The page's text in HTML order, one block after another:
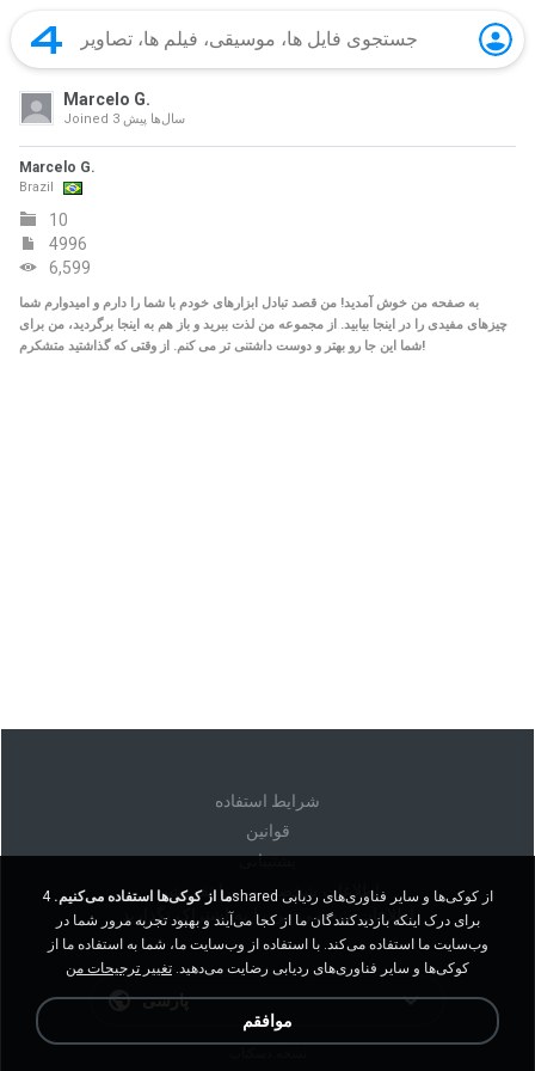
Marcelo G.
Joined 3 سال‌ها پیش
Marcelo G.
Brazil
10
4996
6,599
به صفحه من خوش آمدید! من قصد تبادل ابزارهای خودم با شما را دارم و امیدوارم شما
چیزهای مفیدی را در اینجا بیابید. از مجموعه من لذت ببرید و باز هم به اینجا برگردید، من برای
شما این جا رو بهتر و دوست داشتنی تر می کنم. از وقتی که گذاشتید متشکرم!
شرايط استفاده
قوانين
پشتیبانی
اطلاعات شخصی من را نفروشید
اطلاعات شخصی من را به اشتراک نگذارید
پارسی
ما از کوکی‌ها استفاده می‌کنیم. 4shared از کوکی‌ها و سایر فناوری‌های ردیابی
برای درک اینکه بازدیدکنندگان ما از کجا می‌آیند و بهبود تجربه مرور شما در
وب‌سایت ما استفاده می‌کند. با استفاده از وب‌سایت ما، شما به استفاده ما از
کوکی‌ها و سایر فناوری‌های ردیابی رضایت می‌دهید. تغییر ترجیحات من
موافقم